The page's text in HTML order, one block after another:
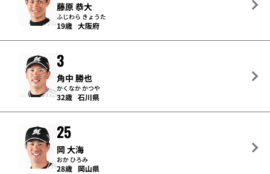
藤原 恭大
ふじわら きょうた
19歳 大阪府
3
角中 勝也
かくなか かつや
32歳 石川県
25
岡 大海
おか ひろみ
28歳 岡山県